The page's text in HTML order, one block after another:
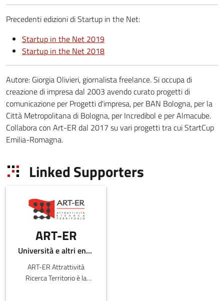
Precedenti edizioni di Startup in the Net:
Startup in the Net 2019
Startup in the Net 2018
Autore: Giorgia Olivieri, giornalista freelance. Si occupa di
creazione di impresa dal 2003 avendo curato progetti di
comunicazione per Progetti d'impresa, per BAN Bologna, per la
Città Metropolitana di Bologna, per Incredibol e per Almacube.
Collabora con Art-ER dal 2017 su vari progetti tra cui StartCup
Emilia-Romagna.
Linked Supporters
ART-ER
Università e altri enti pubblici
ART-ER Attrattività
Ricerca Territorio è la